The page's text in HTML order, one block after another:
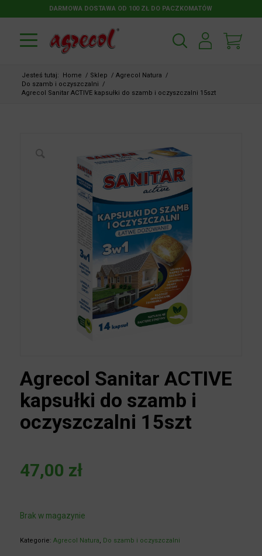
DARMOWA DOSTAWA OD 100 ZŁ DO PACZKOMATÓW
Jesteś tutaj: Home / Sklep / Agrecol Natura /
Do szamb i oczyszczalni /
Agrecol Sanitar ACTIVE kapsułki do szamb i oczyszczalni 15szt
Agrecol Sanitar ACTIVE
kapsułki do szamb i
oczyszczalni 15szt
47,00 zł
Brak w magazynie
Kategorie: Agrecol Natura, Do szamb i oczyszczalni